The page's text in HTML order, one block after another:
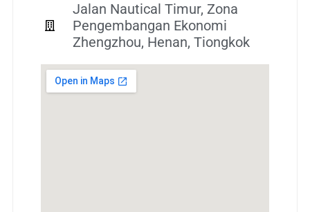
Jalan Nautical Timur, Zona
Pengembangan Ekonomi
Zhengzhou, Henan, Tiongkok